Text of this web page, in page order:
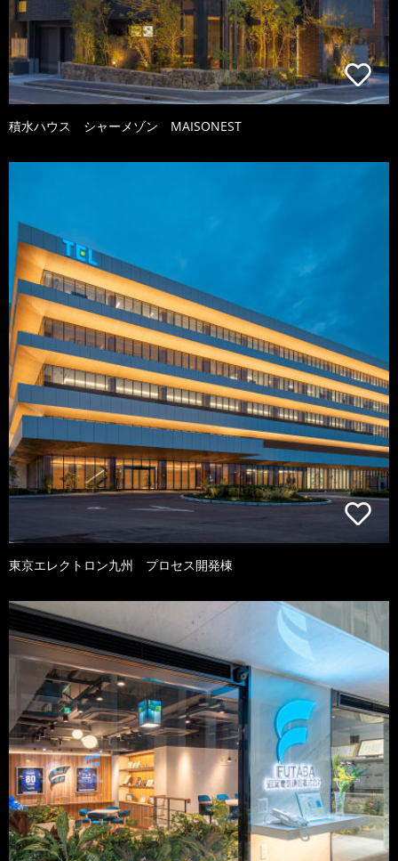
積水ハウス シャーメゾン MAISONEST
東京エレクトロン九州 プロセス開発棟